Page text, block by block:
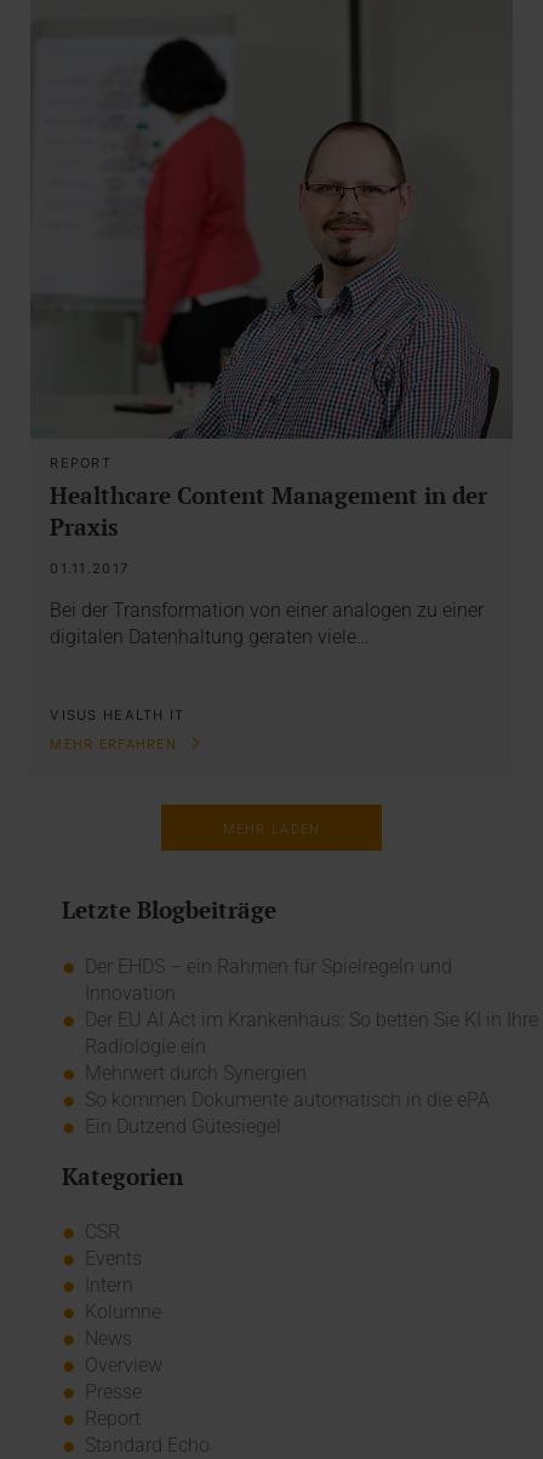
REPORT
Healthcare Content Management in der
Praxis
01.11.2017
Bei der Transformation von einer analogen zu einer
digitalen Datenhaltung geraten viele…
VISUS HEALTH IT
MEHR ERFAHREN
MEHR LADEN
Letzte Blogbeiträge
Der EHDS – ein Rahmen für Spielregeln und
Innovation
Der EU AI Act im Krankenhaus: So betten Sie KI in Ihre
Radiologie ein
Mehrwert durch Synergien
So kommen Dokumente automatisch in die ePA
Ein Dutzend Gütesiegel
Kategorien
CSR
Events
Intern
Kolumne
News
Overview
Presse
Report
Standard Echo